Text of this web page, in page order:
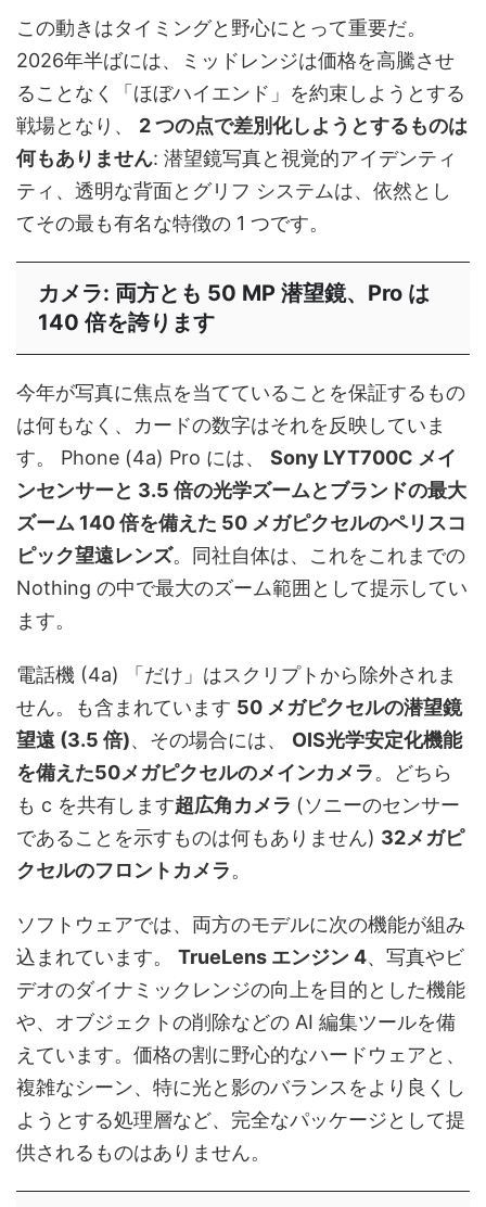
この動きはタイミングと野心にとって重要だ。
2026年半ばには、ミッドレンジは価格を高騰させ
ることなく「ほぼハイエンド」を約束しようとする
戦場となり、 2 つの点で差別化しようとするものは
何もありません: 潜望鏡写真と視覚的アイデンティ
ティ、透明な背面とグリフ システムは、依然とし
てその最も有名な特徴の 1 つです。
カメラ: 両方とも 50 MP 潜望鏡、Pro は
140 倍を誇ります
今年が写真に焦点を当てていることを保証するもの
は何もなく、カードの数字はそれを反映していま
す。 Phone (4a) Pro には、 Sony LYT700C メイ
ンセンサーと 3.5 倍の光学ズームとブランドの最大
ズーム 140 倍を備えた 50 メガピクセルのペリスコ
ピック望遠レンズ。同社自体は、これをこれまでの
Nothing の中で最大のズーム範囲として提示してい
ます。
電話機 (4a) 「だけ」はスクリプトから除外されま
せん。も含まれています 50 メガピクセルの潜望鏡
望遠 (3.5 倍)、その場合には、 OIS光学安定化機能
を備えた50メガピクセルのメインカメラ。どちら
も c を共有します超広角カメラ (ソニーのセンサー
であることを示すものは何もありません) 32メガピ
クセルのフロントカメラ。
ソフトウェアでは、両方のモデルに次の機能が組み
込まれています。 TrueLens エンジン 4、写真やビ
デオのダイナミックレンジの向上を目的とした機能
や、オブジェクトの削除などの AI 編集ツールを備
えています。価格の割に野心的なハードウェアと、
複雑なシーン、特に光と影のバランスをより良くし
ようとする処理層など、完全なパッケージとして提
供されるものはありません。